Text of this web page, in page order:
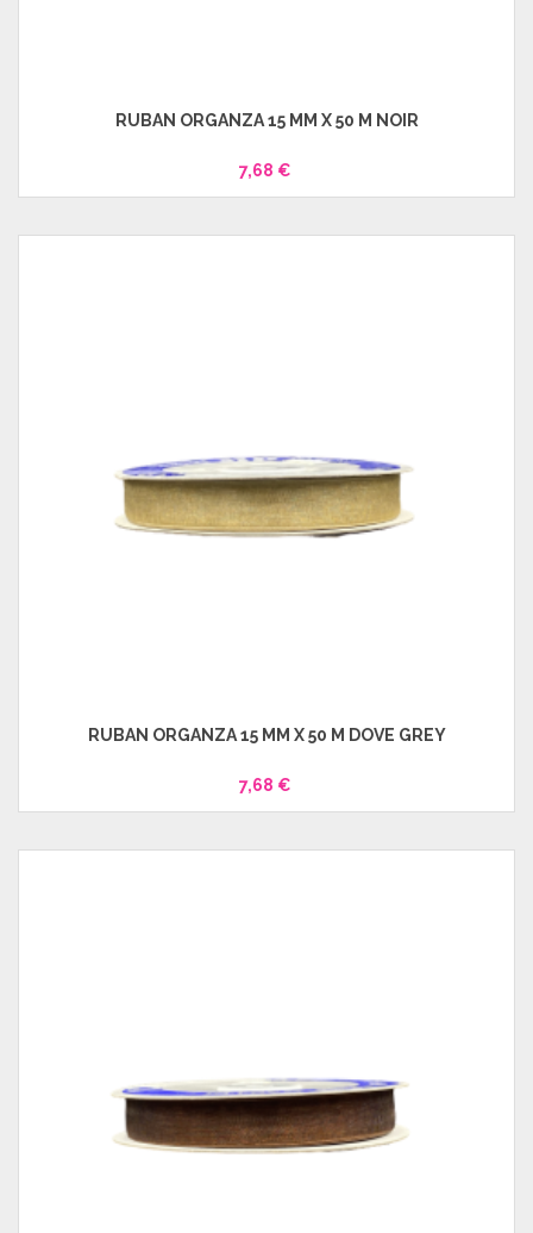
RUBAN ORGANZA 15 MM X 50 M NOIR
7,68 €
RUBAN ORGANZA 15 MM X 50 M DOVE GREY
7,68 €